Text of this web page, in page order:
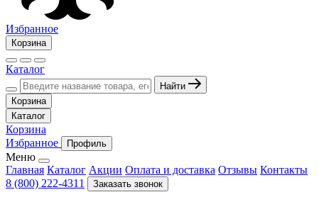
Избранное
Корзина
Каталог
Найти
Корзина
Каталог
Корзина
Избранное
Профиль
Меню
Главная Каталог Акции Оплата и доставка Отзывы Контакты
8 (800) 222-4311
Заказать звонок